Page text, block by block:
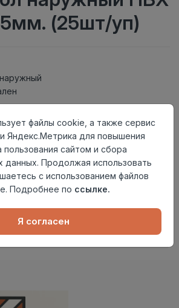
(25шт/уп)
Добавить в корзину
вид товара может отличаться от
на настоящем сайте. Проверяйте
характеристик и комплектации
товара.
файлы cookie, а также сервис
Яндекс.Метрика для повышения
пользования сайтом и сбора
данных. Продолжая использовать
с использованием файлов
Подробнее по ссылке.
Я согласен